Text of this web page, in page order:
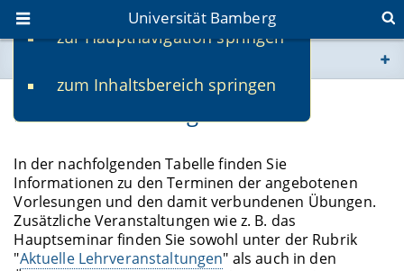
zur Hauptnavigation springen
zum Inhaltsbereich springen
Universität Bamberg
www.uni-bamberg.de
fis.uni-bamberg.de
Lehrveranstaltungen
In der nachfolgenden Tabelle finden Sie
Informationen zu den Terminen der angebotenen
Vorlesungen und den damit verbundenen Übungen.
Zusätzliche Veranstaltungen wie z. B. das
Hauptseminar finden Sie sowohl unter der Rubrik
"Aktuelle Lehrveranstaltungen" als auch in den